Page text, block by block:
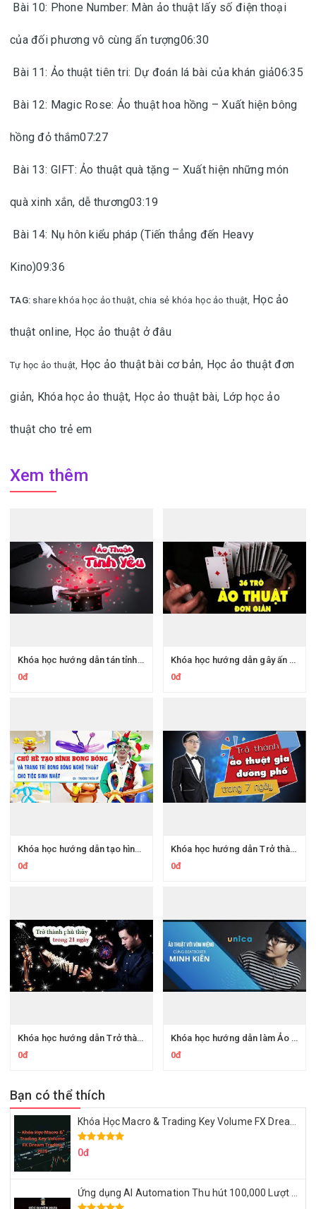
Bài 10: Phone Number: Màn ảo thuật lấy số điện thoại
của đối phương vô cùng ấn tượng06:30
Bài 11: Ảo thuật tiên tri: Dự đoán lá bài của khán giả06:35
Bài 12: Magic Rose: Ảo thuật hoa hồng – Xuất hiện bông
hồng đỏ thắm07:27
Bài 13: GIFT: Ảo thuật quà tặng – Xuất hiện những món
quà xinh xắn, dễ thương03:19
Bài 14: Nụ hôn kiểu pháp (Tiến thẳng đến Heavy
Kino)09:36
TAG: share khóa học ảo thuật, chia sẻ khóa học ảo thuật, Học ảo
thuật online, Học ảo thuật ở đâu
Tự học ảo thuật, Học ảo thuật bài cơ bản, Học ảo thuật đơn
giản, Khóa học ảo thuật, Học ảo thuật bài, Lớp học ảo
thuật cho trẻ em
Xem thêm
Khóa học hướng dẫn tán tỉnh người yêu với 7 màn ảo thuật kinh điển
0đ
Khóa học hướng dẫn gây ấn tượng sâu sắc với 36 trò ảo thuật đơn giản
0đ
Khóa học hướng dẫn tạo hình bong bóng và trang trí bong bóng cho tiệc sinh nhật
0đ
Khóa học hướng dẫn Trở thành ảo thuật gia đường phố tài ba chỉ trong vòng 7 ngày
0đ
Khóa học hướng dẫn Trở thành ảo thuật gia chuyên nghiệp trong 21 ngày
0đ
Khóa học hướng dẫn làm Ảo thuật với vòm miệng cùng beatboxer Minh Kiên
0đ
Bạn có thể thích
0đ